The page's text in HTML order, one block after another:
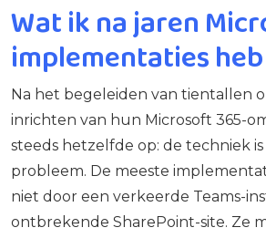
Wat ik na jaren
implementaties
Na het begeleiden van tientallen
inrichten van hun Microsoft 365-
steeds hetzelfde op: de techniek
probleem. De meeste
niet door een verkeerde Teams-
ontbrekende SharePoint-site. Ze